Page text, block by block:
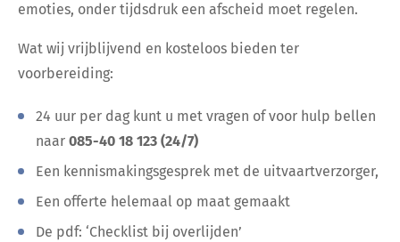
emoties, onder tijdsdruk een afscheid moet regelen.
Wat wij vrijblijvend en kosteloos bieden ter
voorbereiding:
24 uur per dag kunt u met vragen of voor hulp bellen
naar 085-40 18 123 (24/7)
Een kennismakingsgesprek met de uitvaartverzorger,
Een offerte helemaal op maat gemaakt
De pdf: ‘Checklist bij overlijden’